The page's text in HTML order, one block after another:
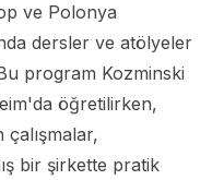
ve Polonya
dersler ve atölyeler
program Kozminski
öğretilirken,
bir şirkette pratik